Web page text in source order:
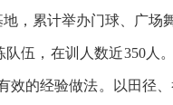
，累计举办门球、广场
队伍，在训人数近350人
的经验做法。以田径